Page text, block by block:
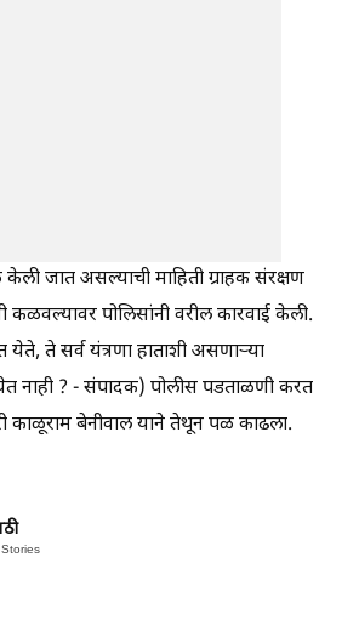
जात असल्याची माहिती ग्राहक संरक्षण
कळवल्यावर पोलिसांनी वरील कारवाई केली.
येते, ते सर्व यंत्रणा हाताशी असणार्‍या
येत नाही ? - संपादक) पोलीस पडताळणी करत
काळूराम बेनीवाल याने तेथून पळ काढला.
Stories